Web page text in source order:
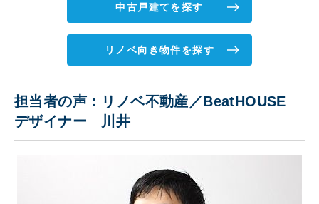
中古戸建てを探す
リノベ向き物件を探す
担当者の声：リノベ不動産／BeatHOUSE
デザイナー 川井